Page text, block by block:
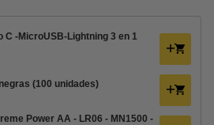
C -MicroUSB-Lightning 3 en 1
(100 unidades)
Power AA - LR06 - MN1500 -